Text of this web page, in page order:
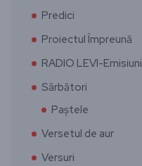
Predici
Proiectul Împreună
RADIO LEVI-Emisiuni
Sărbători
Paștele
Versetul de aur
Versuri